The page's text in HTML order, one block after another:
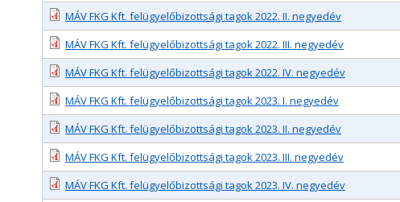
MÁV FKG Kft. felügyelőbizottsági tagok 2022. II. negyedév
MÁV FKG Kft. felügyelőbizottsági tagok 2022. III. negyedév
MÁV FKG Kft. felügyelőbizottsági tagok 2022. IV. negyedév
MÁV FKG Kft. felügyelőbizottsági tagok 2023. I. negyedév
MÁV FKG Kft. felügyelőbizottsági tagok 2023. II. negyedév
MÁV FKG Kft. felügyelőbizottsági tagok 2023. III. negyedév
MÁV FKG Kft. felügyelőbizottsági tagok 2023. IV. negyedév